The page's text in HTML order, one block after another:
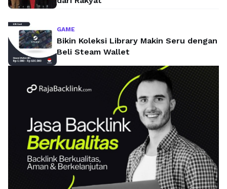
GAME
Bikin Koleksi Library Makin Seru dengan
Beli Steam Wallet